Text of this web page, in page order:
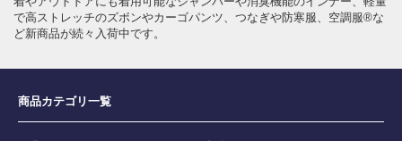
で高ストレッチのズボンやカーゴパンツ、つなぎや防寒服、空調服®な
ど新商品が続々入荷中です。
商品カテゴリ一覧